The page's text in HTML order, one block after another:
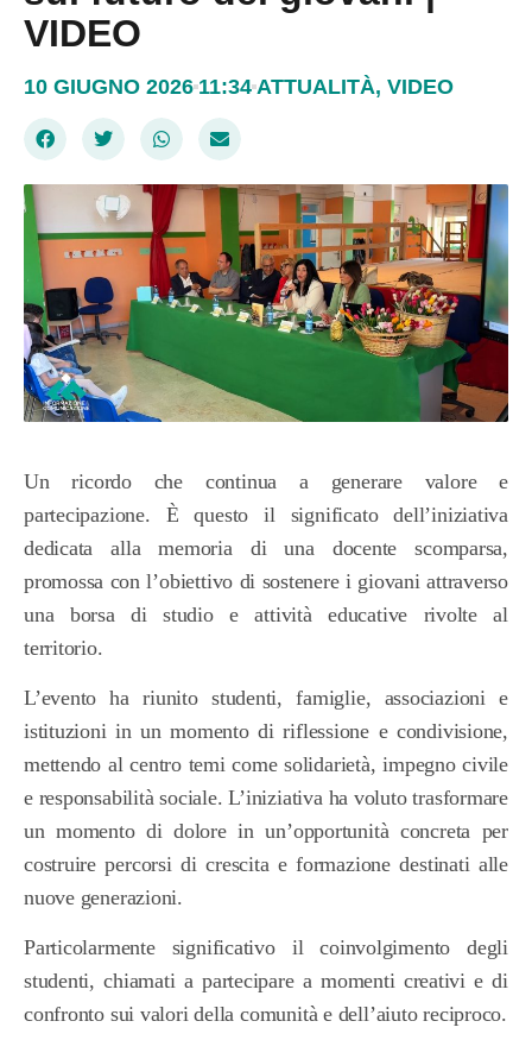
VIDEO
10 GIUGNO 2026 11:34 ATTUALITÀ, VIDEO
Un ricordo che continua a generare valore e
partecipazione. È questo il significato dell’iniziativa
dedicata alla memoria di una docente scomparsa,
promossa con l’obiettivo di sostenere i giovani attraverso
una borsa di studio e attività educative rivolte al
territorio.
L’evento ha riunito studenti, famiglie, associazioni e
istituzioni in un momento di riflessione e condivisione,
mettendo al centro temi come solidarietà, impegno civile
e responsabilità sociale. L’iniziativa ha voluto trasformare
un momento di dolore in un’opportunità concreta per
costruire percorsi di crescita e formazione destinati alle
nuove generazioni.
Particolarmente significativo il coinvolgimento degli
studenti, chiamati a partecipare a momenti creativi e di
confronto sui valori della comunità e dell’aiuto reciproco.